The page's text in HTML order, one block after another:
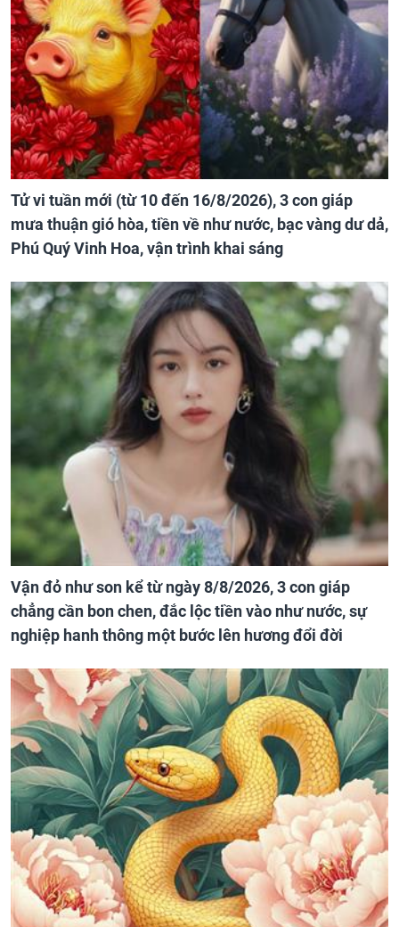
Tử vi tuần mới (từ 10 đến 16/8/2026), 3 con giáp
mưa thuận gió hòa, tiền về như nước, bạc vàng dư dả,
Phú Quý Vinh Hoa, vận trình khai sáng
Vận đỏ như son kể từ ngày 8/8/2026, 3 con giáp
chẳng cần bon chen, đắc lộc tiền vào như nước, sự
nghiệp hanh thông một bước lên hương đổi đời